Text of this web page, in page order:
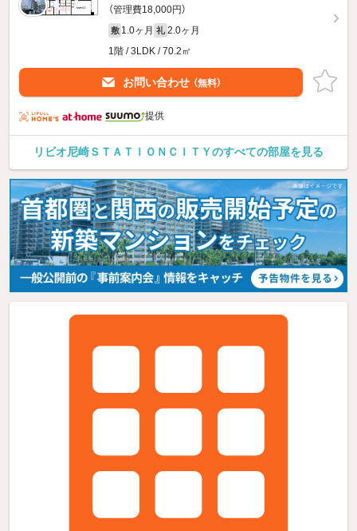
（管理費18,000円）
敷 1.0ヶ月 礼 2.0ヶ月
1階 / 3LDK / 70.2㎡
お問い合わせ （無料）
提供
リビオ尼崎ＳＴＡＴＩＯＮＣＩＴＹのすべての部屋を見る